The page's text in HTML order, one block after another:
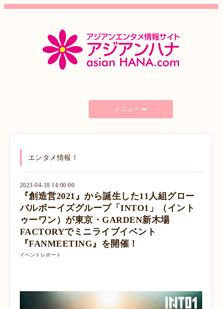
メニュー
エンタメ情報！
2023-04-18 14:00:00
『創造営2021』から誕生した11人組グロー
バルボーイズグループ「INTO1」（イント
ゥーワン）が東京・GARDEN新木場
FACTORYでミニライブイベント
『FANMEETING』を開催！
イベントレポート